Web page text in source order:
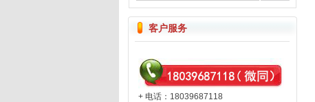
客户服务
+ 电话：18039687118